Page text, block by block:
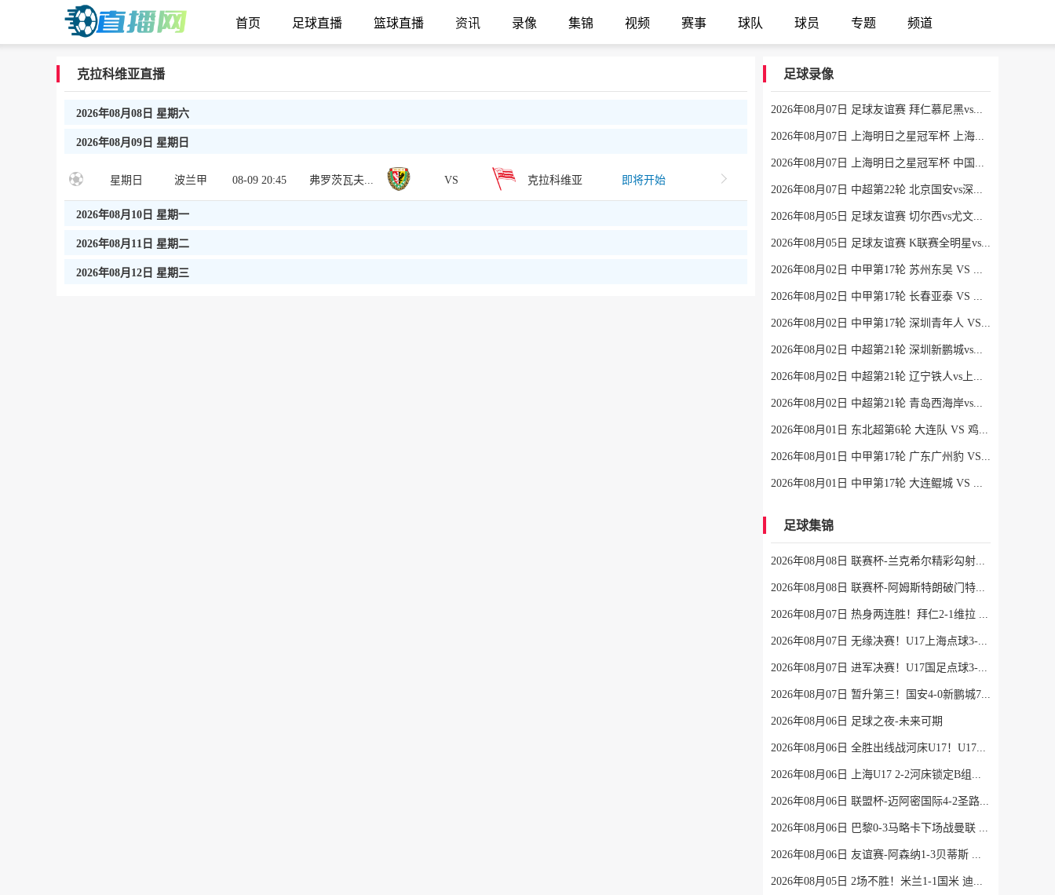
首页 足球直播 篮球直播 资讯 录像 集锦 视频 赛事 球队 球员 专题 频道
克拉科维亚直播
2026年08月08日 星期六
2026年08月09日 星期日
星期日 波兰甲 08-09 20:45 弗罗茨瓦夫斯拉斯克 VS 克拉科维亚 即将开始
2026年08月10日 星期一
2026年08月11日 星期二
2026年08月12日 星期三
足球录像
2026年08月07日 足球友谊赛 拜仁慕尼黑vs阿斯顿维拉 全场录像
2026年08月07日 上海明日之星冠军杯 上海U17 VS 阿森纳U17 全场录像
2026年08月07日 上海明日之星冠军杯 中国男足U17 VS 河床U17 全场录像
2026年08月07日 中超第22轮 北京国安vs深圳新鹏城 全场录像
2026年08月05日 足球友谊赛 切尔西vs尤文图斯 全场录像
2026年08月05日 足球友谊赛 K联赛全明星vs曼城 全场录像
2026年08月02日 中甲第17轮 苏州东吴 VS 梅州客家 全场录像
2026年08月02日 中甲第17轮 长春亚泰 VS 石家庄功夫 全场录像
2026年08月02日 中甲第17轮 深圳青年人 VS 无锡吴钩 全场录像
2026年08月02日 中超第21轮 深圳新鹏城vs重庆铜梁龙 全场录像
2026年08月02日 中超第21轮 辽宁铁人vs上海申花 全场录像
2026年08月02日 中超第21轮 青岛西海岸vs青岛海牛 全场录像
2026年08月01日 东北超第6轮 大连队 VS 鸡西队 全场录像
2026年08月01日 中甲第17轮 广东广州豹 VS 佛山南狮 全场录像
2026年08月01日 中甲第17轮 大连鲲城 VS 陕西联合 全场录像
足球集锦
2026年08月08日 联赛杯-兰克希尔精彩勾射破门 米德尔斯堡1-0雷克瑟姆
2026年08月08日 联赛杯-阿姆斯特朗破门特林达德建功 狼队3-0维尔港
2026年08月07日 热身两连胜！拜仁2-1维拉 金玟哉戈麦斯破门迪亚斯替补建功
2026年08月07日 无缘决赛！U17上海点球3-4枪手U17 李秋甫、李文博失点王启戎扑点
2026年08月07日 进军决赛！U17国足点球3-1河床U17将战阿森纳 江宇涵替补两扑点
2026年08月07日 暂升第三！国安4-0新鹏城7轮不败 张玉宁传射达万双响法比奥破门
2026年08月06日 足球之夜-未来可期
2026年08月06日 全胜出线战河床U17！U17国足2-1十人药厂U17 赵松源登场1分钟传射
2026年08月06日 上海U17 2-2河床锁定B组第1 吕孟洋点射阿布力米破门 将战A组第2
2026年08月06日 联盟杯-迈阿密国际4-2圣路易斯 梅西2射1传 阿伦助攻戴帽
2026年08月06日 巴黎0-3马略卡下场战曼联 巴黎全场控球近6成+8射3正未果
2026年08月06日 友谊赛-阿森纳1-3贝蒂斯 因卡皮耶破门难救主 福纳尔斯1射2传
2026年08月05日 2场不胜！米兰1-1国米 迪马尔科破门 恩昆库造点+点射拉莫斯登场